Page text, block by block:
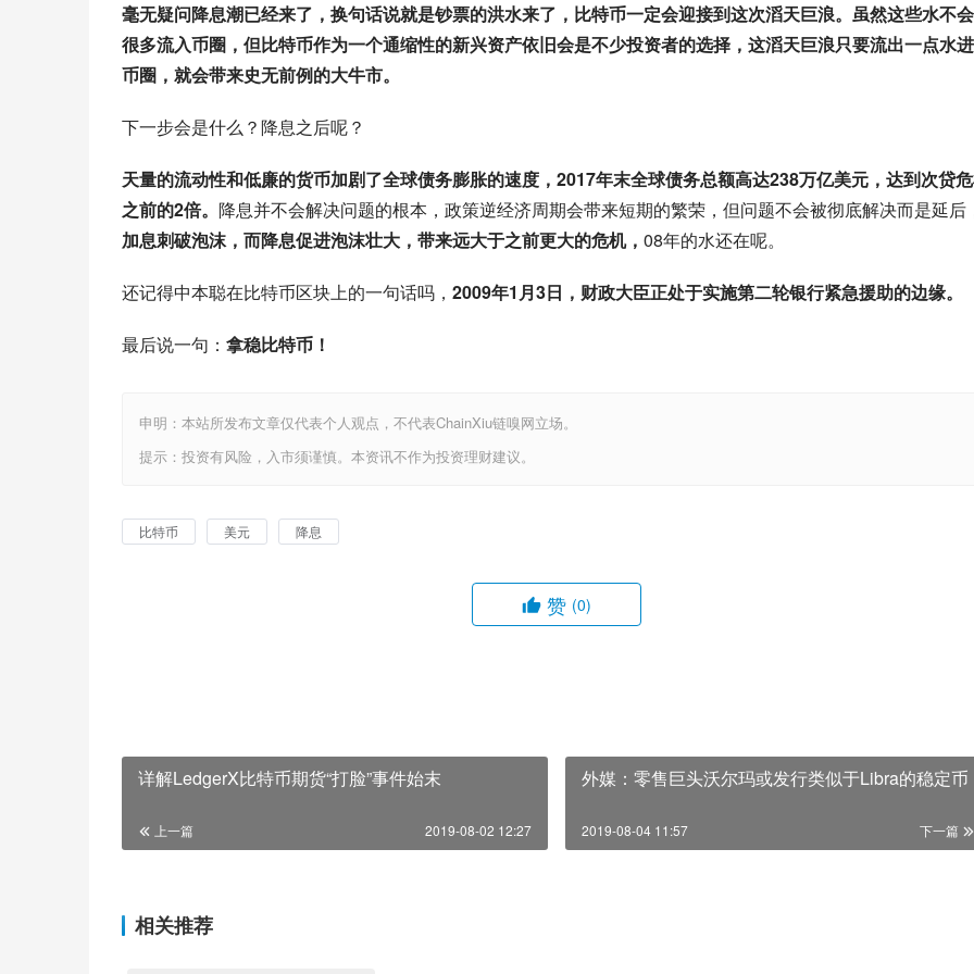
毫无疑问降息潮已经来了，换句话说就是钞票的洪水来了，比特币一定会迎接到这次滔天巨浪。虽然这些水不
很多流入币圈，但比特币作为一个通缩性的新兴资产依旧会是不少投资者的选择，这滔天巨浪只要流出一点水
币圈，就会带来史无前例的大牛市。
下一步会是什么？降息之后呢？
天量的流动性和低廉的货币加剧了全球债务膨胀的速度，2017年末全球债务总额高达238万亿美元，达到次贷
之前的2倍。 降息并不会解决问题的根本，政策逆经济周期会带来短期的繁荣，但问题不会被彻底解决而是延后
加息刺破泡沫，而降息促进泡沫壮大，带来远大于之前更大的危机， 08年的水还在呢。
还记得中本聪在比特币区块上的一句话吗， 2009年1月3日，财政大臣正处于实施第二轮银行紧急援助的边缘。
最后说一句： 拿稳比特币！
申明：本站所发布文章仅代表个人观点，不代表ChainXiu链嗅网立场。
提示：投资有风险，入市须谨慎。本资讯不作为投资理财建议。
比特币 美元 降息
赞 (0)
详解LedgerX比特币期货“打脸”事件始末
上一篇 2019-08-02 12:27
外媒：零售巨头沃尔玛或发行类似于Libra的稳定币
下一篇
2019-08-04 11:57
相关推荐